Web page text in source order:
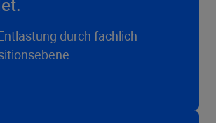
durch fachlich